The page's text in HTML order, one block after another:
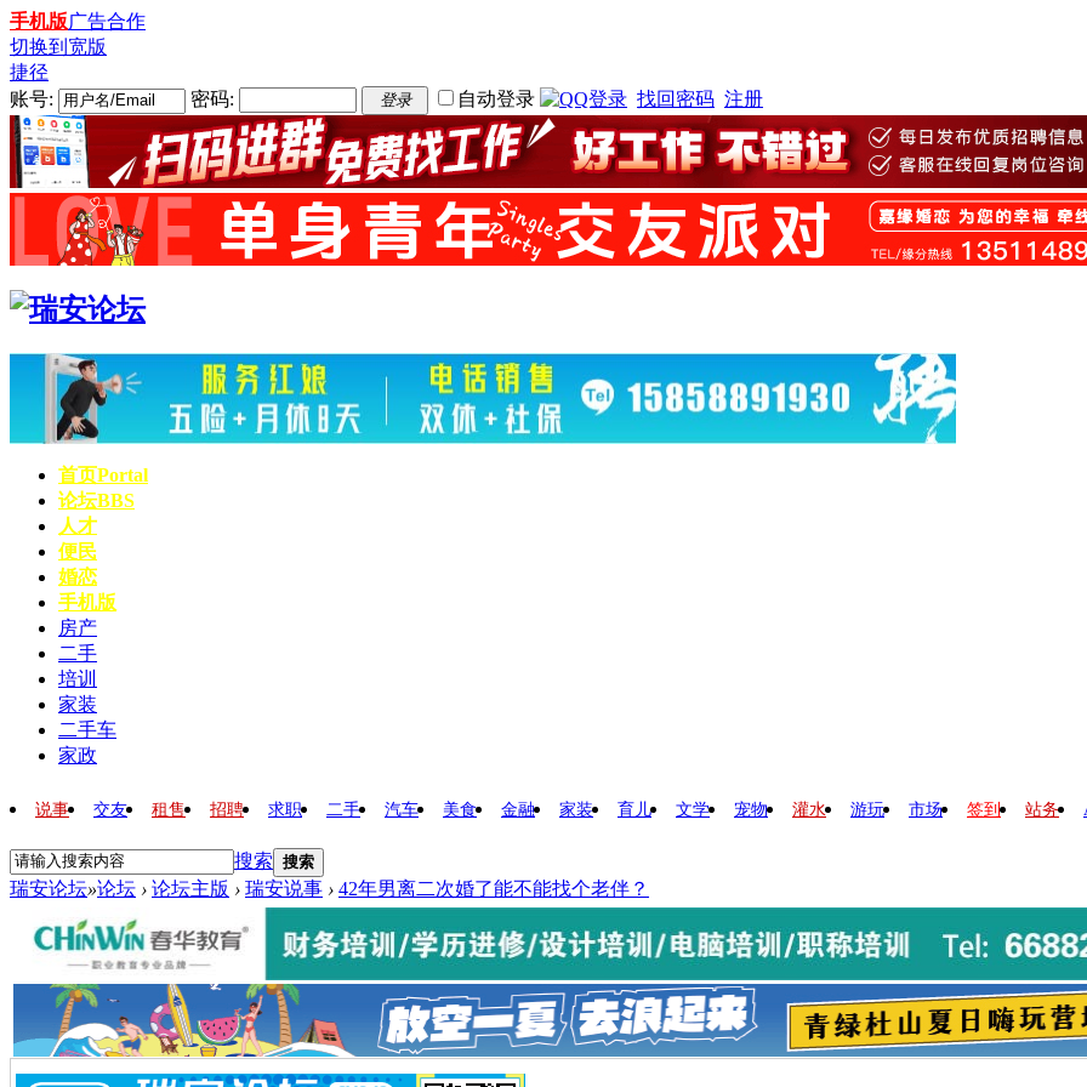
手机版广告合作
切换到宽版
捷径
账号:
密码: 登录 自动登录 找回密码 注册
首页Portal
论坛BBS
人才
便民
婚恋
手机版
房产
二手
培训
家装
二手车
家政
说事 交友 租售 招聘 求职 二手 汽车 美食 金融 家装 育儿 文学 宠物 灌水 游玩 市场 签到 站务
搜索 搜索
瑞安论坛»论坛 › 论坛主版 › 瑞安说事 › 42年男离二次婚了能不能找个老伴？